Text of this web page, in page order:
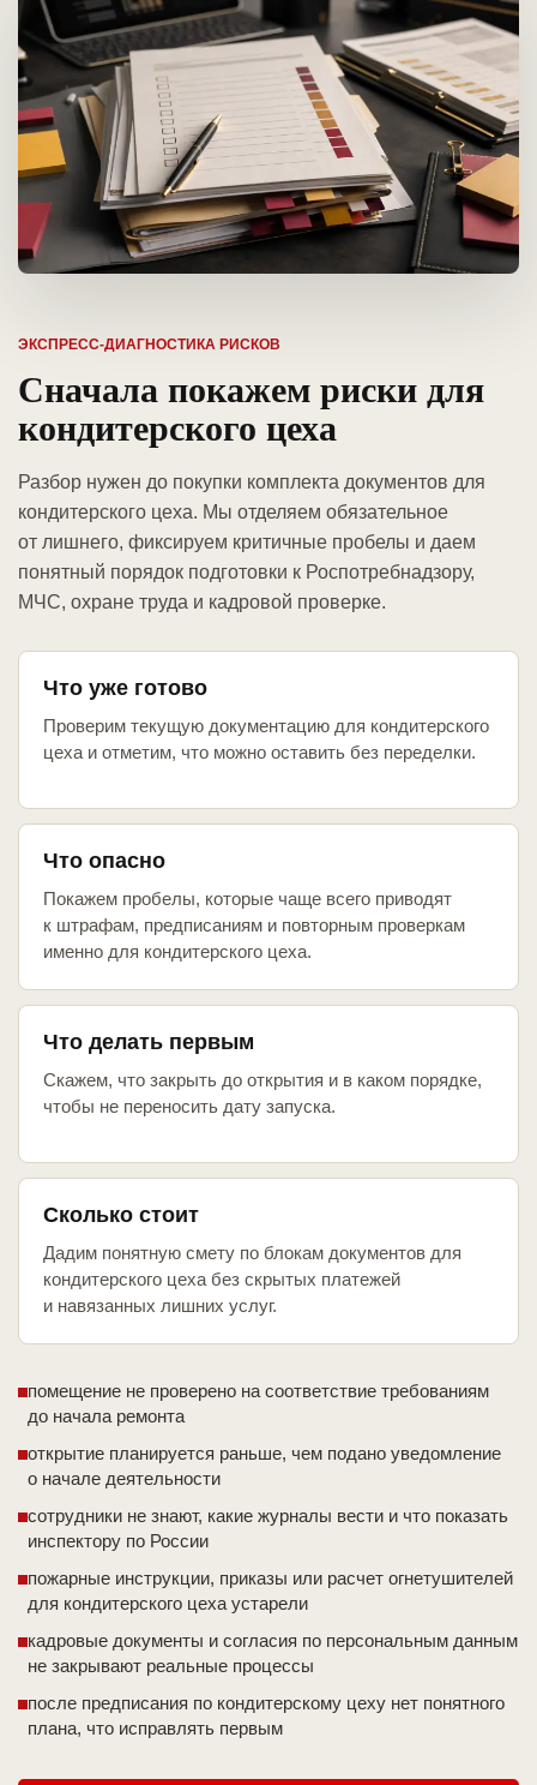
ЭКСПРЕСС-ДИАГНОСТИКА РИСКОВ
Сначала покажем риски для
кондитерского цеха
Разбор нужен до покупки комплекта документов для
кондитерского цеха. Мы отделяем обязательное
от лишнего, фиксируем критичные пробелы и даем
понятный порядок подготовки к Роспотребнадзору,
МЧС, охране труда и кадровой проверке.
Что уже готово
Проверим текущую документацию для кондитерского
цеха и отметим, что можно оставить без переделки.
Что опасно
Покажем пробелы, которые чаще всего приводят
к штрафам, предписаниям и повторным проверкам
именно для кондитерского цеха.
Что делать первым
Скажем, что закрыть до открытия и в каком порядке,
чтобы не переносить дату запуска.
Сколько стоит
Дадим понятную смету по блокам документов для
кондитерского цеха без скрытых платежей
и навязанных лишних услуг.
помещение не проверено на соответствие требованиям
до начала ремонта
открытие планируется раньше, чем подано уведомление
о начале деятельности
сотрудники не знают, какие журналы вести и что показать
инспектору по России
пожарные инструкции, приказы или расчет огнетушителей
для кондитерского цеха устарели
кадровые документы и согласия по персональным данным
не закрывают реальные процессы
после предписания по кондитерскому цеху нет понятного
плана, что исправлять первым